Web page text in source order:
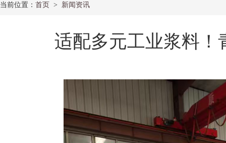
当前位置： 首页 > 新闻资讯
适配多元工业浆料！